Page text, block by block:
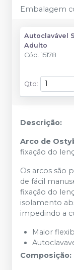
Embalagem
Autoclavável
Adulto
Cód. 15178
Qtd :
Descrição:
Arco de
fixação do
Os arcos são
de fácil
fixação do
isolamento
impedindo a
Maior
Composição: